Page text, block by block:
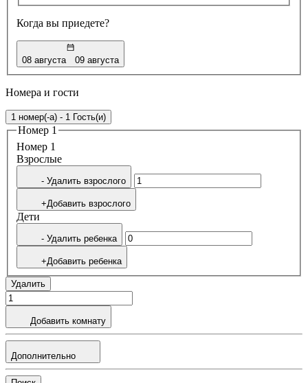
Когда вы приедете?
08 августа 09 августа
Номера и гости
1 номер(-а) - 1 Гость(и)
Номер 1
Номер 1
Bзрослые
- Удалить взрослого
+Добавить взрослого
Дети
- Удалить ребенка
+Добавить ребенка
Удалить
Добавить комнату
Дополнительно